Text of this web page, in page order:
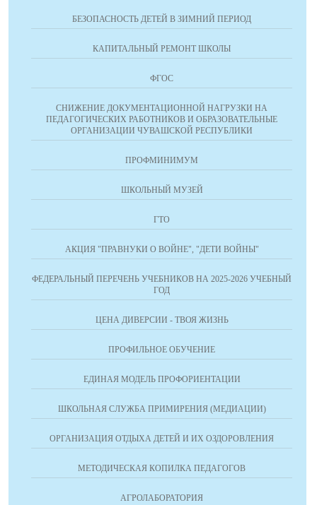
БЕЗОПАСНОСТЬ ДЕТЕЙ В ЗИМНИЙ ПЕРИОД
КАПИТАЛЬНЫЙ РЕМОНТ ШКОЛЫ
ФГОС
СНИЖЕНИЕ ДОКУМЕНТАЦИОННОЙ НАГРУЗКИ НА
ПЕДАГОГИЧЕСКИХ РАБОТНИКОВ И ОБРАЗОВАТЕЛЬНЫЕ
ОРГАНИЗАЦИИ ЧУВАШСКОЙ РЕСПУБЛИКИ
ПРОФМИНИМУМ
ШКОЛЬНЫЙ МУЗЕЙ
ГТО
АКЦИЯ "ПРАВНУКИ О ВОЙНЕ", "ДЕТИ ВОЙНЫ"
ФЕДЕРАЛЬНЫЙ ПЕРЕЧЕНЬ УЧЕБНИКОВ НА 2025-2026 УЧЕБНЫЙ
ГОД
ЦЕНА ДИВЕРСИИ - ТВОЯ ЖИЗНЬ
ПРОФИЛЬНОЕ ОБУЧЕНИЕ
ЕДИНАЯ МОДЕЛЬ ПРОФОРИЕНТАЦИИ
ШКОЛЬНАЯ СЛУЖБА ПРИМИРЕНИЯ (МЕДИАЦИИ)
ОРГАНИЗАЦИЯ ОТДЫХА ДЕТЕЙ И ИХ ОЗДОРОВЛЕНИЯ
МЕТОДИЧЕСКАЯ КОПИЛКА ПЕДАГОГОВ
АГРОЛАБОРАТОРИЯ